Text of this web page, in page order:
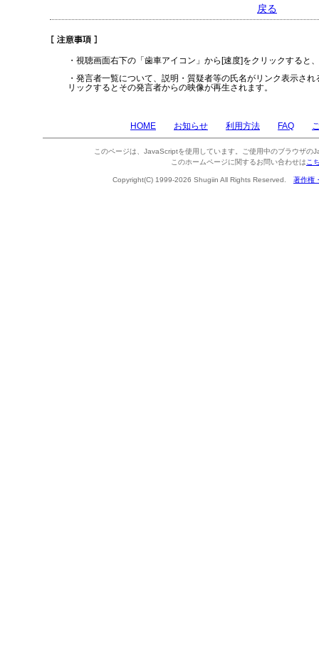
戻る
・視聴画面右下の「歯車アイコン」から[速度]をクリックすると
・発言者一覧について、説明・質疑者等の氏名がリンク表示さ
リックするとその発言者からの映像が再生されます。
HOME お知らせ 利用方法 FAQ
このページは、JavaScriptを使用しています。ご使用中のブラウザの
このホームページに関するお問い合わせは こ
Copyright(C) 1999-2026 Shugiin All Rights Reserved. 著作権